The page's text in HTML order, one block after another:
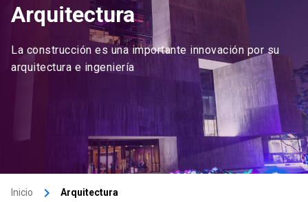
Arquitectura
La construcción es una importante innovación por su
arquitectura e ingeniería
Inicio keyboard_arrow_right Arquitectura